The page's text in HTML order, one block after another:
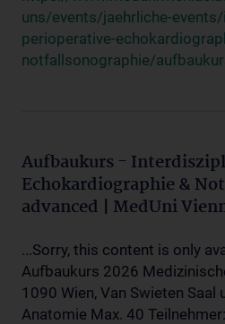
uns/events/jaehrliche-
perioperative-
notfallsonographie/
Aufbaukurs -
Echokardiographie &
advanced | MedUni
...Sorry, this content is only
Aufbaukurs 2026
1090 Wien, Van Swieten Saal
Anatomie Max. 40